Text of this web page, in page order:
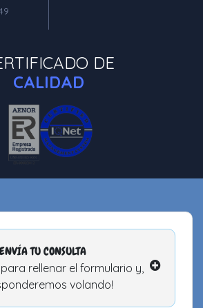
DE
CALIDAD
ENVÍA TU CONSULTA
rellenar el formulario y,
volando!